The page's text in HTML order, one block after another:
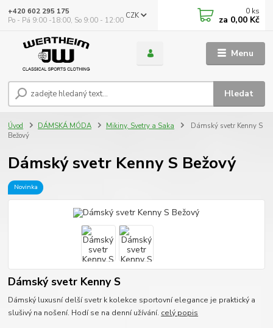
Menu
CZK
Hledat
+420 602 295 175
Po - Pá 9:00 -18:00, So 9:00 - 12:00
0 ks
za 0,00 Kč
Úvod DÁMSKÁ MÓDA Mikiny, Svetry a Saka
Dámský svetr Kenny S
Bežový
Dámský svetr Kenny S Bežový
Novinka
Dámský svetr Kenny S
Dámský luxusní delší svetr k kolekce sportovní elegance je praktický a
slušivý na nošení. Hodí se na denní užívání. celý popis